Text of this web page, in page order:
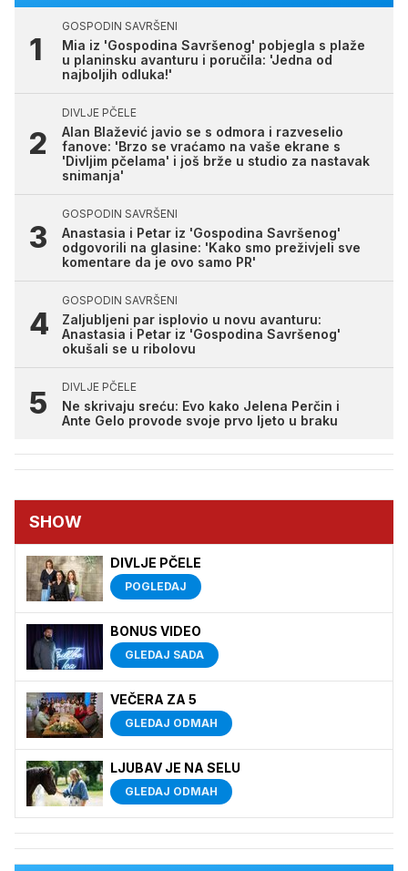
GOSPODIN SAVRŠENI
Mia iz 'Gospodina Savršenog' pobjegla s plaže
u planinsku avanturu i poručila: 'Jedna od
najboljih odluka!'
DIVLJE PČELE
Alan Blažević javio se s odmora i razveselio
fanove: 'Brzo se vraćamo na vaše ekrane s
'Divljim pčelama' i još brže u studio za nastavak
snimanja'
GOSPODIN SAVRŠENI
Anastasia i Petar iz 'Gospodina Savršenog'
odgovorili na glasine: 'Kako smo preživjeli sve
komentare da je ovo samo PR'
GOSPODIN SAVRŠENI
Zaljubljeni par isplovio u novu avanturu:
Anastasia i Petar iz 'Gospodina Savršenog'
okušali se u ribolovu
DIVLJE PČELE
Ne skrivaju sreću: Evo kako Jelena Perčin i
Ante Gelo provode svoje prvo ljeto u braku
SHOW
DIVLJE PČELE
POGLEDAJ
BONUS VIDEO
GLEDAJ SADA
VEČERA ZA 5
GLEDAJ ODMAH
LJUBAV JE NA SELU
GLEDAJ ODMAH